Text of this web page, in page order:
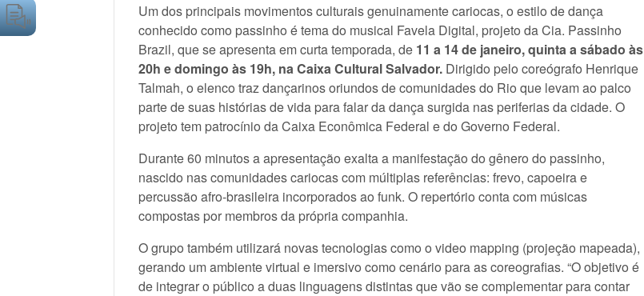
Um dos principais movimentos culturais genuinamente cariocas, o estilo de dança
conhecido como passinho é tema do musical Favela Digital, projeto da Cia. Passinho
Brazil, que se apresenta em curta temporada, de 11 a 14 de janeiro, quinta a sábado às
20h e domingo às 19h, na Caixa Cultural Salvador. Dirigido pelo coreógrafo Henrique
Talmah, o elenco traz dançarinos oriundos de comunidades do Rio que levam ao palco
parte de suas histórias de vida para falar da dança surgida nas periferias da cidade. O
projeto tem patrocínio da Caixa Econômica Federal e do Governo Federal.
Durante 60 minutos a apresentação exalta a manifestação do gênero do passinho,
nascido nas comunidades cariocas com múltiplas referências: frevo, capoeira e
percussão afro-brasileira incorporados ao funk. O repertório conta com músicas
compostas por membros da própria companhia.
O grupo também utilizará novas tecnologias como o video mapping (projeção mapeada),
gerando um ambiente virtual e imersivo como cenário para as coreografias. “O objetivo é
de integrar o público a duas linguagens distintas que vão se complementar para contar